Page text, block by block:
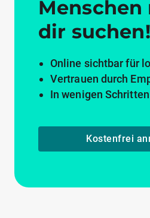
Menschen
dir suchen!
Online sichtbar für
Vertrauen durch
In wenigen
Kostenfrei